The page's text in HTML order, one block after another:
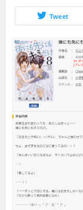
Tweet